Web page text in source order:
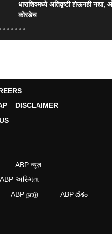
धाराशिवमध्ये अतिवृष्टी होऊनही नद्या,
कोरडेच
DISCLAIMER
ABP न्यूज़
ABP અસ્મિતા
ABP நாடு ABP దేశం
experience, analyze